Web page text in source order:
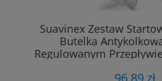
Suavinex Zestaw
Butelka
Regulowanym